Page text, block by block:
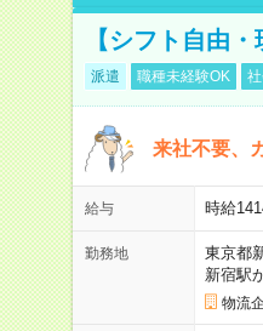
【シフト自由
派遣 職種未経験OK
来社不要、
給与 時給
勤務地
東京都
新宿駅
物流